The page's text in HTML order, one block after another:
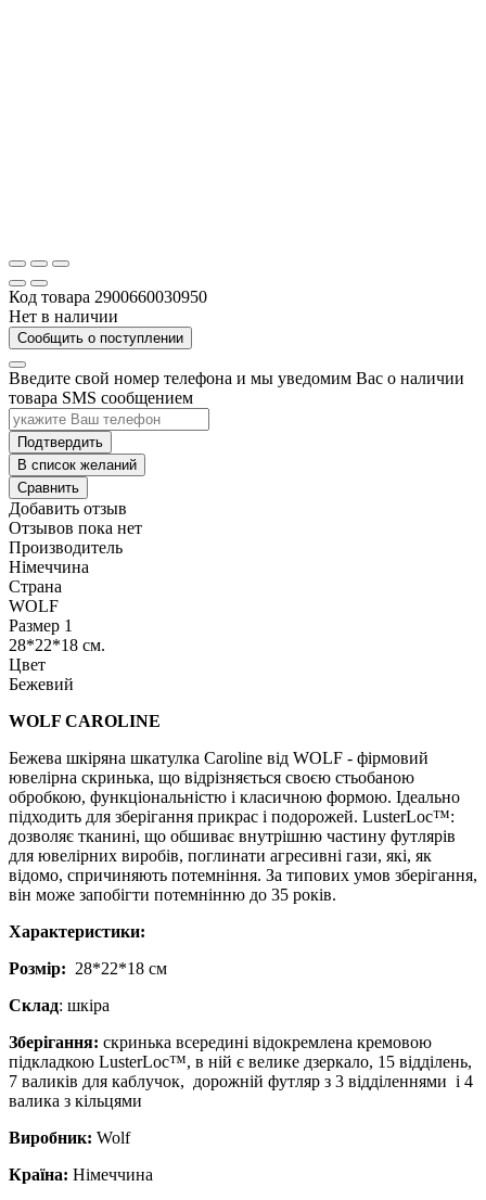
Код товара 2900660030950
Нет в наличии
Сообщить о поступлении
Введите свой номер телефона и мы уведомим Вас о наличии
товара SMS сообщением
Подтвердить
В список желаний
Сравнить
Добавить отзыв
Отзывов пока нет
Производитель
Німеччина
Страна
WOLF
Размер 1
28*22*18 см.
Цвет
Бежевий
WOLF CAROLINE
Бежева шкіряна шкатулка Caroline від WOLF - фірмовий
ювелірна скринька, що відрізняється своєю стьобаною
обробкою, функціональністю і класичною формою. Ідеально
підходить для зберігання прикрас і подорожей. LusterLoc™:
дозволяє тканині, що обшиває внутрішню частину футлярів
для ювелірних виробів, поглинати агресивні гази, які, як
відомо, спричиняють потемніння. За типових умов зберігання,
він може запобігти потемнінню до 35 років.
Характеристики:
Розмір: 28*22*18 см
Склад: шкіра
Зберігання: скринька всередині відокремлена кремовою
підкладкою LusterLoc™, в ній є велике дзеркало, 15 відділень,
7 валиків для каблучок, дорожній футляр з 3 відділеннями і 4
валика з кільцями
Виробник: Wolf
Країна: Німеччина